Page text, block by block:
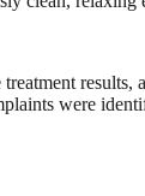
were